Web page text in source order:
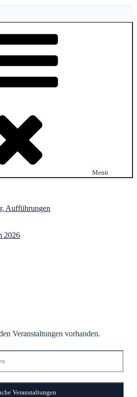
Menü
Aufführungen
2026
Veranstaltungen vorhanden.
Veranstaltungen